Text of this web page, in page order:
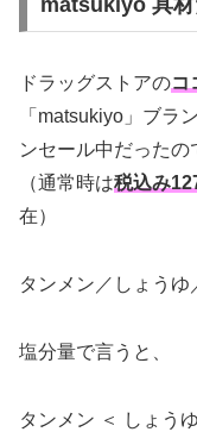
matsukiyo 具
ドラッグストアのコ
「matsukiyo」ブラ
ンセール中だったの
（通常時は税込み
在）
タンメン／しょうゆ
塩分量で言うと、
タンメン ＜ しょう